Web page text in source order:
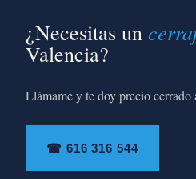
¿Necesitas un
Valencia?
Llámame y te doy precio cerrado
☎ 616 316 544